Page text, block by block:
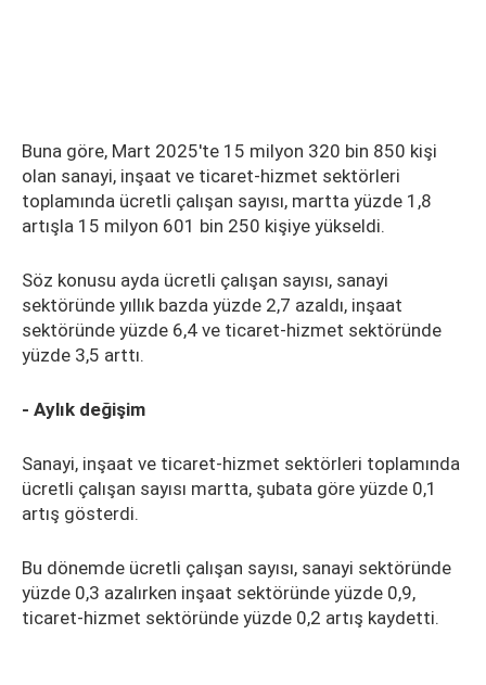
Buna göre, Mart 2025'te 15 milyon 320 bin 850 kişi
olan sanayi, inşaat ve ticaret-hizmet sektörleri
toplamında ücretli çalışan sayısı, martta yüzde 1,8
artışla 15 milyon 601 bin 250 kişiye yükseldi.
Söz konusu ayda ücretli çalışan sayısı, sanayi
sektöründe yıllık bazda yüzde 2,7 azaldı, inşaat
sektöründe yüzde 6,4 ve ticaret-hizmet sektöründe
yüzde 3,5 arttı.
- Aylık değişim
Sanayi, inşaat ve ticaret-hizmet sektörleri toplamında
ücretli çalışan sayısı martta, şubata göre yüzde 0,1
artış gösterdi.
Bu dönemde ücretli çalışan sayısı, sanayi sektöründe
yüzde 0,3 azalırken inşaat sektöründe yüzde 0,9,
ticaret-hizmet sektöründe yüzde 0,2 artış kaydetti.